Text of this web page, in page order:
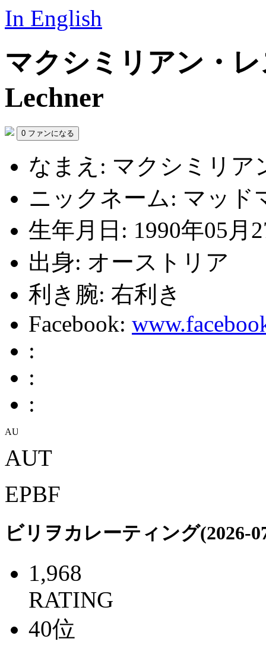
In English
マクシミリアン・
Lechner
0 ファンになる
なまえ: マクシミリア
ニックネーム: マッド
生年月日: 1990年05月
出身: オーストリア
利き腕: 右利き
Facebook:
:
:
:
AUT
EPBF
ビリヲカレーティング(2026-
1,968
RATING
40位